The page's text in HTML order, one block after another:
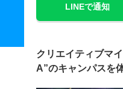
LINEで通知
クリエイティブマ
A”のキャンパスを